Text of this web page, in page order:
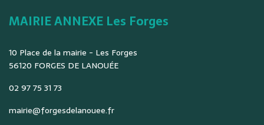
MAIRIE ANNEXE Les Forges
10 Place de la mairie - Les Forges
56120 FORGES DE LANOUÉE
02 97 75 31 73
mairie@forgesdelanouee.fr